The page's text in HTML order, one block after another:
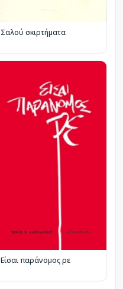
Σαλού σκιρτήματα
Είσαι παράνομος ρε